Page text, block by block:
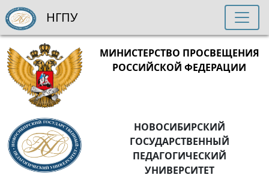
МИНИСТЕРСТВО ПРОСВЕЩЕНИЯ
РОССИЙСКОЙ ФЕДЕРАЦИИ
НОВОСИБИРСКИЙ
ГОСУДАРСТВЕННЫЙ
ПЕДАГОГИЧЕСКИЙ
УНИВЕРСИТЕТ
НГПУ